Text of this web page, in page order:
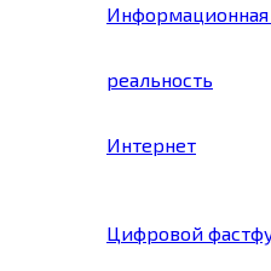
Информационная
реальность
Интернет
Цифровой